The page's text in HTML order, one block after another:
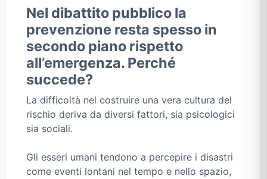
Nel dibattito pubblico la
prevenzione resta spesso in
secondo piano rispetto
all’emergenza. Perché
succede?
La difficoltà nel costruire una vera cultura del
rischio deriva da diversi fattori, sia psicologici
sia sociali.
Gli esseri umani tendono a percepire i disastri
come eventi lontani nel tempo e nello spazio,